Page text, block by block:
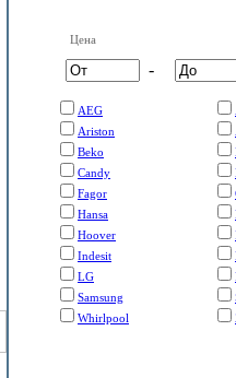
Цена
-
AEG
Ariston
Beko
Candy
Fagor
Hansa
Hoover
Indesit
LG
Samsung
Whirlpool